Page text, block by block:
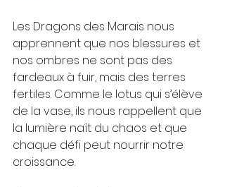
Les Dragons des Marais nous
apprennent que nos blessures et
nos ombres ne sont pas des
fardeaux à fuir, mais des terres
fertiles. Comme le lotus qui s’élève
de la vase, ils nous rappellent que
la lumière naît du chaos et que
chaque défi peut nourrir notre
croissance.